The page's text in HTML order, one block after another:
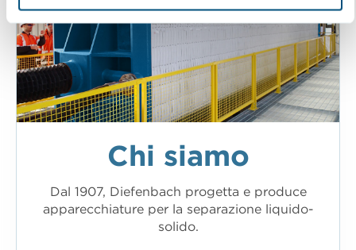
Chi siamo
Dal 1907, Diefenbach progetta e produce
apparecchiature per la separazione liquido-
solido.